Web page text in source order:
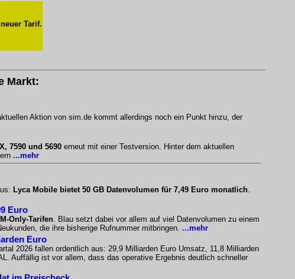
Tarif.
Markt:
Aktion von sim.de kommt allerdings noch ein Punkt hinzu, der
7590 und 5690 erneut mit einer Testversion. Hinter dem aktuellen
...mehr
Lyca Mobile bietet 50 GB Datenvolumen für 7,49 Euro monatlich.
Euro
Only-Tarifen. Blau setzt dabei vor allem auf viel Datenvolumen zu einem
die ihre bisherige Rufnummer mitbringen. ...mehr
Euro
2026 fallen ordentlich aus: 29,9 Milliarden Euro Umsatz, 11,8 Milliarden
Auffällig ist vor allem, dass das operative Ergebnis deutlich schneller